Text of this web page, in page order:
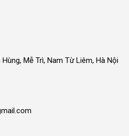
Mễ Trì, Nam Từ Liêm, Hà Nội